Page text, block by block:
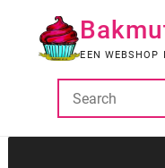
EEN WEBSHOP